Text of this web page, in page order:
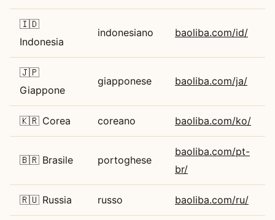
🇮🇩
Indonesia
indonesiano baoliba.com/id/
🇯🇵
Giappone
giapponese baoliba.com/ja/
🇰🇷 Corea coreano baoliba.com/ko/
🇧🇷 Brasile portoghese
baoliba.com/pt-
br/
🇷🇺 Russia russo baoliba.com/ru/